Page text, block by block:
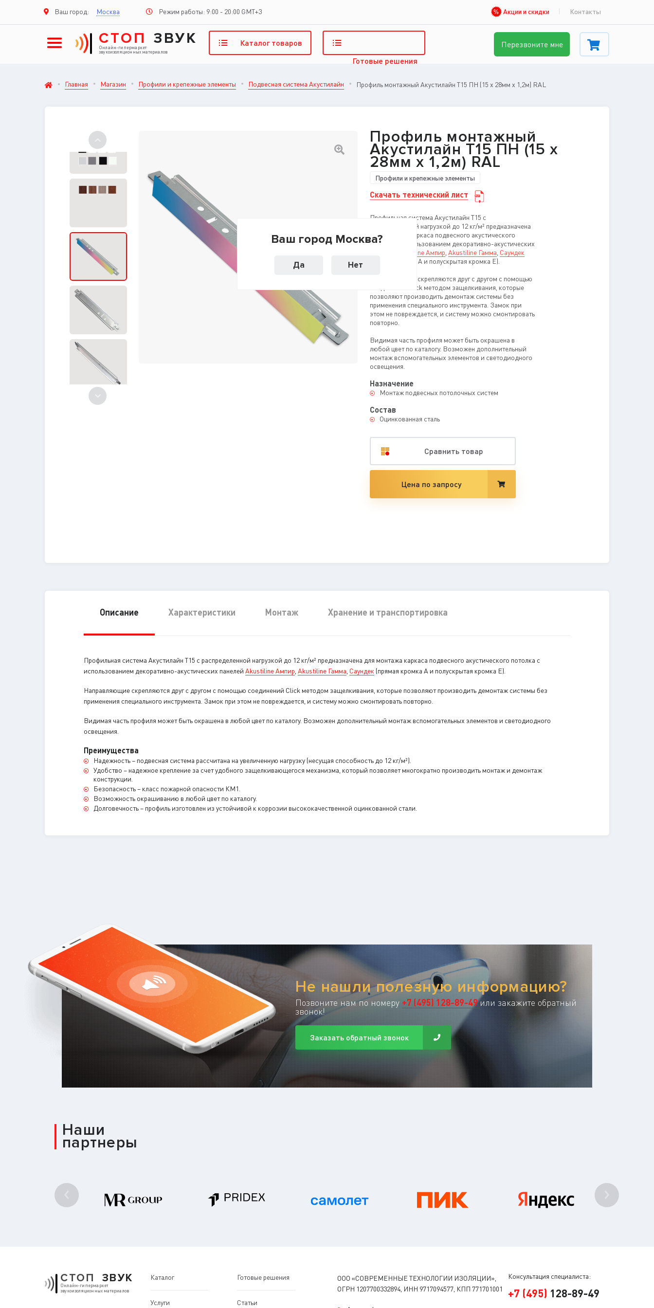
Ваш город: Москва
Ваш город Москва?
Да Нет
Режим работы: 9:00 - 20:00 GMT+3 Акции и скидки Контакты
СТОП ЗВУК
Онлайн-гипермаркет
звукоизоляционных материалов
Каталогтоваров
Готовые решения
Перезвоните мне
Главная Магазин Профили и крепежные элементы Подвесная система Акустилайн Профиль монтажный Акустилайн T15 ПН (15 х 28мм х 1,2м) RAL
Профиль монтажный
Акустилайн T15 ПН (15 х
28мм х 1,2м) RAL
Профили и крепежные элементы
Скачать технический лист
Профильная система Акустилайн T15 с
распределенной нагрузкой до 12 кг/м² предназначена
для монтажа каркаса подвесного акустического
потолка с использованием декоративно-акустических
Akustiline Ампир Akustiline Гамма Саундек
(прямая кромка А и полускрытая кромка Е).
Направляющие скрепляются друг с другом с помощью
соединений Click методом защелкивания, которые
позволяют производить демонтаж системы без
применения специального инструмента. Замок при
этом не повреждается, и систему можно смонтировать
повторно.
Видимая часть профиля может быть окрашена в
любой цвет по каталогу. Возможен дополнительный
монтаж вспомогательных элементов и светодиодного
освещения.
Назначение
Монтаж подвесных потолочных систем
Состав
Оцинкованная сталь
Сравнить товар
Цена по запросу
Описание Характеристики Монтаж Хранение и транспортировка
Профильная система Акустилайн T15 с распределенной нагрузкой до 12 кг/м² предназначена для монтажа каркаса подвесного акустического потолка с
использованием декоративно-акустических панелей Akustiline Ампир Akustiline Гамма Саундек (прямая кромка А и полускрытая кромка Е).
Направляющие скрепляются друг с другом с помощью соединений Click методом защелкивания, которые позволяют производить демонтаж системы без
применения специального инструмента. Замок при этом не повреждается, и систему можно смонтировать повторно.
Видимая часть профиля может быть окрашена в любой цвет по каталогу. Возможен дополнительный монтаж вспомогательных элементов и светодиодного
освещения.
Преимущества
Надежность – подвесная система рассчитана на увеличенную нагрузку (несущая способность до 12 кг/м²).
Удобство – надежное крепление за счет удобного защелкивающегося механизма, который позволяет многократно производить монтаж и демонтаж
конструкции.
Безопасность – класс пожарной опасности КМ1.
Возможность окрашиванию в любой цвет по каталогу.
Долговечность – профиль изготовлен из устойчивой к коррозии высококачественной оцинкованной стали.
Не нашли полезную информацию?
Позвоните нам по номеру +7 (495) 128-89-49или закажите обратный
звонок!
Заказать обратный звонок
Наши
партнеры
СТОП ЗВУК
Онлайн-гипермаркет
звукоизоляционных материалов
Каталог Готовые решения
Услуги Статьи
ООО «СОВРЕМЕННЫЕ ТЕХНОЛОГИИ ИЗОЛЯЦИИ»,
ОГРН 1207700332894, ИНН 9717094577, КПП 771701001
Консультация специалиста:
+7 (495) 128-89-49